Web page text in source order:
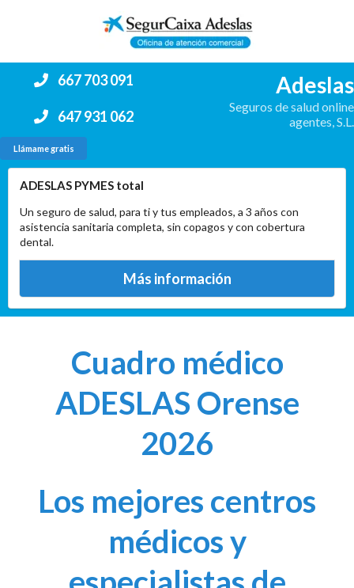
667 703 091
647 931 062
Llámame gratis
Adeslas
Seguros de salud online
agentes, S.L.
ADESLAS PYMES total
Un seguro de salud, para ti y tus empleados, a 3 años con
asistencia sanitaria completa, sin copagos y con cobertura
dental.
Más información
Cuadro médico
ADESLAS Orense
2026
Los mejores centros
médicos y